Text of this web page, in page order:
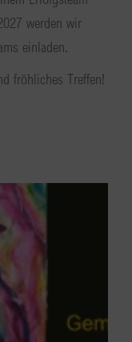
werden wir
einladen.
fröhliches Treffen!